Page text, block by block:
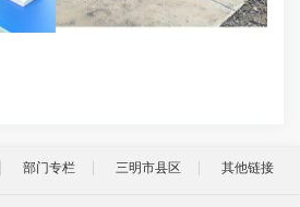
部门专栏 三明市县区 其他链接